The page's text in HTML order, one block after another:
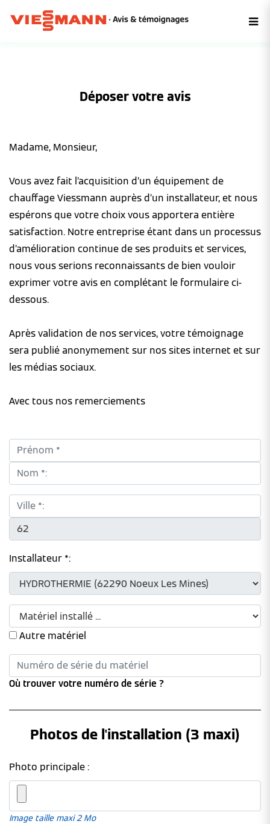
Déposer votre avis
Madame, Monsieur,
Vous avez fait l’acquisition d’un équipement de
chauffage Viessmann auprès d’un installateur, et nous
espérons que votre choix vous apportera entière
satisfaction. Notre entreprise étant dans un processus
d’amélioration continue de ses produits et services,
nous vous serions reconnaissants de bien vouloir
exprimer votre avis en complétant le formulaire ci-
dessous.
Après validation de nos services, votre témoignage
sera publié anonymement sur nos sites internet et sur
les médias sociaux.
Avec tous nos remerciements
Prénom *:
Nom *:
Ville *:
CP *:
Installateur *:
Autre matériel
Où trouver votre numéro de série ?
Photos de l'installation (3 maxi)
Photo principale :
Image taille maxi 2 Mo